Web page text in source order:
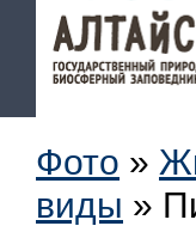
Фото »
виды »